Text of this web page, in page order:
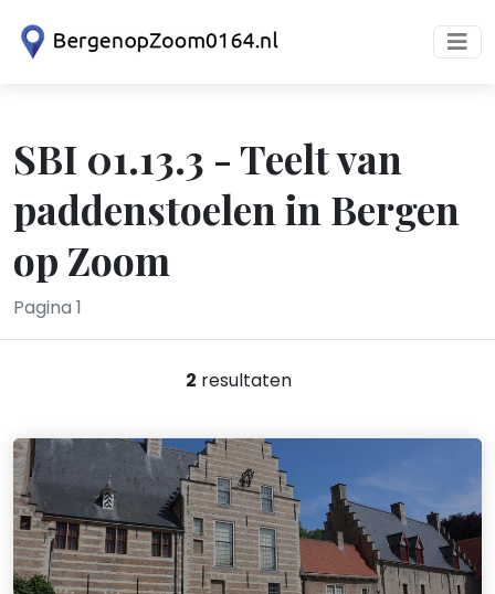
SBI 01.13.3 - Teelt van
paddenstoelen in Bergen
op Zoom
Pagina 1
2 resultaten